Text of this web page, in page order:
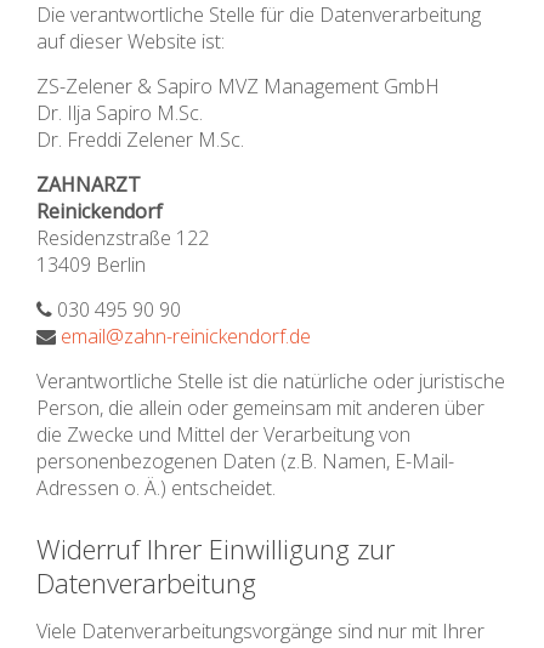
Die verantwortliche Stelle für die Datenverarbeitung
auf dieser Website ist:
ZS-Zelener & Sapiro MVZ Management GmbH
Dr. Ilja Sapiro M.Sc.
Dr. Freddi Zelener M.Sc.
ZAHNARZT
Reinickendorf
Residenzstraße 122
13409 Berlin
030 495 90 90
email@zahn-reinickendorf.de
Verantwortliche Stelle ist die natürliche oder juristische
Person, die allein oder gemeinsam mit anderen über
die Zwecke und Mittel der Verarbeitung von
personenbezogenen Daten (z.B. Namen, E-Mail-
Adressen o. Ä.) entscheidet.
Widerruf Ihrer Einwilligung zur
Datenverarbeitung
Viele Datenverarbeitungsvorgänge sind nur mit Ihrer